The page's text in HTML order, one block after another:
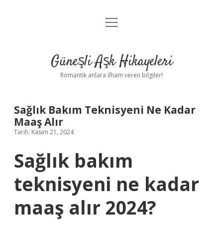
Anasayfa
Yasal Uyarı
menüyü
Güneşli Aşk Hikayeleri
Romantik anlara ilham veren bilgiler!
Sağlık Bakım Teknisyeni Ne Kadar
Maaş Alır
Tarih: Kasım 21, 2024
Sağlık bakım
teknisyeni ne kadar
maaş alır 2024?